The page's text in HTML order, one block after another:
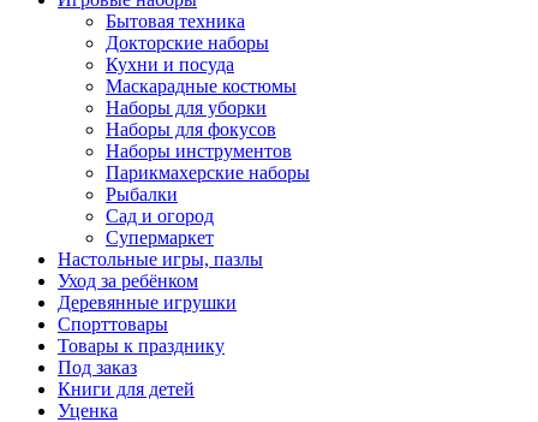
Бытовая техника
Докторские наборы
Кухни и посуда
Маскарадные костюмы
Наборы для уборки
Наборы для фокусов
Наборы инструментов
Парикмахерские наборы
Рыбалки
Сад и огород
Супермаркет
Настольные игры, пазлы
Уход за ребёнком
Деревянные игрушки
Спорттовары
Товары к празднику
Под заказ
Книги для детей
Уценка